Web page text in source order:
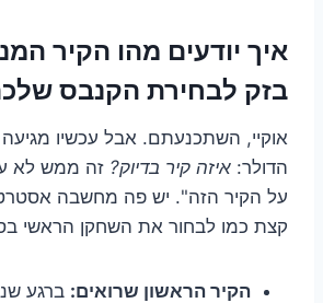
איך יודעים מהו הקיר
בזק לבחירת הקנבס
אוקיי, השתכנעתם. אבל עכשיו מגיעה
הדולר: איזה קיר בדיוק? זה ממש לא
על הקיר הזה". יש פה מחשבה
קצת כמו לבחור את השחקן הראשי
הקיר הראשון שרואים: ברגע